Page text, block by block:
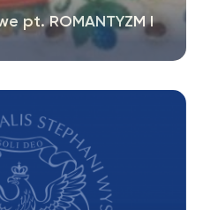
pt. ROMANTYZM I
zebranie naukowe…